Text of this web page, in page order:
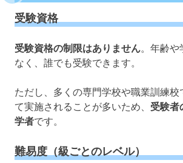
受験資格
受験資格の制限はありません。年齢や
なく、誰でも受験できます。
ただし、多くの専門学校や職業訓練校
て実施されることが多いため、 受験者
学者です。
難易度（級ごとのレベル）